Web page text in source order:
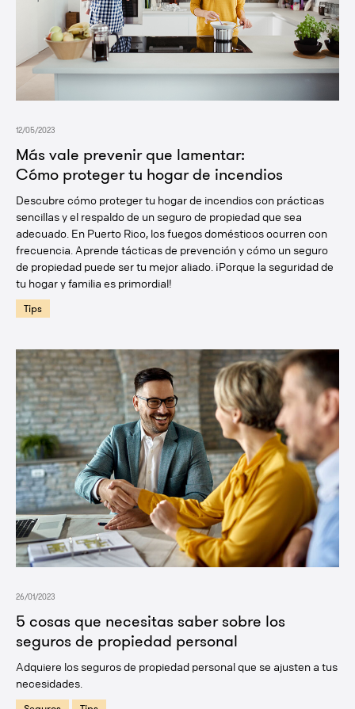
Más vale prevenir que lamentar:
Cómo proteger tu hogar de incendios
12/05/2023
Descubre cómo proteger tu hogar de incendios con prácticas
sencillas y el respaldo de un seguro de propiedad que sea
adecuado. En Puerto Rico, los fuegos domésticos ocurren con
frecuencia. Aprende tácticas de prevención y cómo un seguro
de propiedad puede ser tu mejor aliado. ¡Porque la seguridad de
tu hogar y familia es primordial!
Tips
5 cosas que necesitas saber sobre los
seguros de propiedad personal
26/01/2023
Adquiere los seguros de propiedad personal que se ajusten a tus
necesidades.